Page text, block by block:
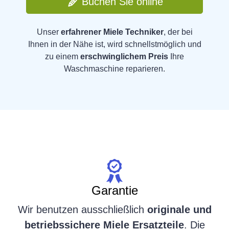
Unser erfahrener Miele Techniker, der bei
Ihnen in der Nähe ist, wird schnellstmöglich und
zu einem erschwinglichem Preis Ihre
Waschmaschine reparieren.
Garantie
Wir benutzen ausschließlich originale und
betriebssichere Miele Ersatzteile. Die